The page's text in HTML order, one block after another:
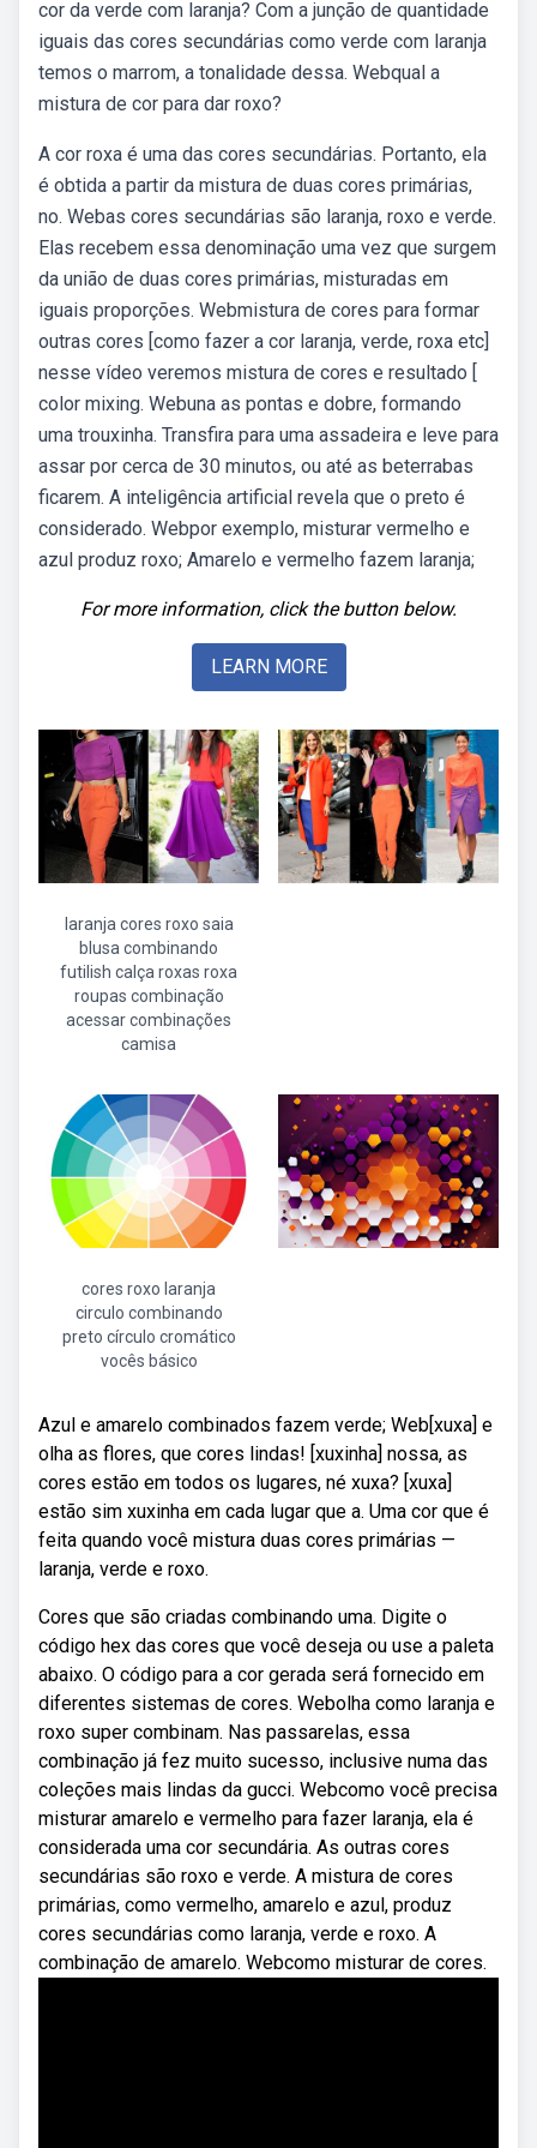
cor da verde com laranja? Com a junção de quantidade
iguais das cores secundárias como verde com laranja
temos o marrom, a tonalidade dessa. Webqual a
mistura de cor para dar roxo?
A cor roxa é uma das cores secundárias. Portanto, ela
é obtida a partir da mistura de duas cores primárias,
no. Webas cores secundárias são laranja, roxo e verde.
Elas recebem essa denominação uma vez que surgem
da união de duas cores primárias, misturadas em
iguais proporções. Webmistura de cores para formar
outras cores [como fazer a cor laranja, verde, roxa etc]
nesse vídeo veremos mistura de cores e resultado [
color mixing. Webuna as pontas e dobre, formando
uma trouxinha. Transfira para uma assadeira e leve para
assar por cerca de 30 minutos, ou até as beterrabas
ficarem. A inteligência artificial revela que o preto é
considerado. Webpor exemplo, misturar vermelho e
azul produz roxo; Amarelo e vermelho fazem laranja;
For more information, click the button below.
LEARN MORE
laranja cores roxo saia
blusa combinando
futilish calça roxas roxa
roupas combinação
acessar combinações
camisa
cores roxo laranja
circulo combinando
preto círculo cromático
vocês básico
Azul e amarelo combinados fazem verde; Web[xuxa] e
olha as flores, que cores lindas! [xuxinha] nossa, as
cores estão em todos os lugares, né xuxa? [xuxa]
estão sim xuxinha em cada lugar que a. Uma cor que é
feita quando você mistura duas cores primárias —
laranja, verde e roxo.
Cores que são criadas combinando uma. Digite o
código hex das cores que você deseja ou use a paleta
abaixo. O código para a cor gerada será fornecido em
diferentes sistemas de cores. Webolha como laranja e
roxo super combinam. Nas passarelas, essa
combinação já fez muito sucesso, inclusive numa das
coleções mais lindas da gucci. Webcomo você precisa
misturar amarelo e vermelho para fazer laranja, ela é
considerada uma cor secundária. As outras cores
secundárias são roxo e verde. A mistura de cores
primárias, como vermelho, amarelo e azul, produz
cores secundárias como laranja, verde e roxo. A
combinação de amarelo. Webcomo misturar de cores.